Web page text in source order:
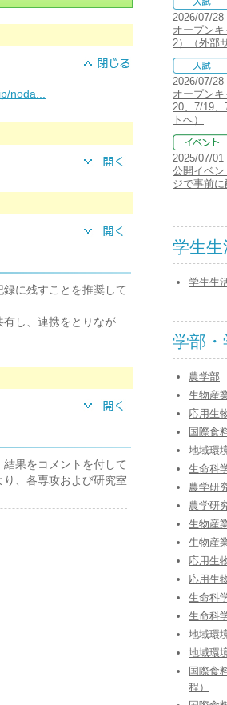
noda...
に残すことを推奨して
有し、連携をとりなが
果をコメントを付して
、各専攻および研究室
2026/07/28
オープン
2）（外部
2026/07/28
オープン
20、7/19
トへ）
2025/07/01
公開イベ
ジで事前に
学生生
学生生
学部・
農学部
生物産
応用生
国際食
地域環
生命科
農学研
農学研
生物産
生物産
応用生
応用生
生命科
生命科
地域環
地域環
国際食
程）